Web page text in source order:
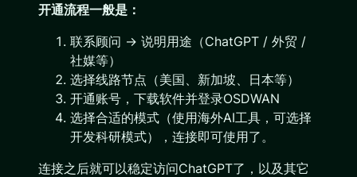
开通流程一般是：
联系顾问 → 说明用途（ChatGPT / 外贸 /
社媒等）
选择线路节点（美国、新加坡、日本等）
开通账号，下载软件并登录OSDWAN
选择合适的模式（使用海外AI工具，可选择
开发科研模式），连接即可使用了。
连接之后就可以稳定访问ChatGPT了，以及其它